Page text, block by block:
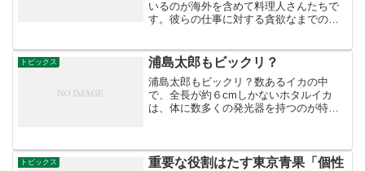
いるのが海外を含めて料理人さんたちで
す。彼らの仕事に対する貪欲なまでの素
いて質問させていただいてます。フェイ
スブックはブログなどと違...
トピックス 浦島太郎もビックリ？
浦島太郎もビックリ？数あるイカの中
で、全長が約６cmしかないホタルイカ
は、体に数多くの発光器を持つのが特
200ｍ以上の深海にすむホタルイカ。毎年
３月から６月上旬にかけて...
トピックス
重要な役割はたす東京青果「個性